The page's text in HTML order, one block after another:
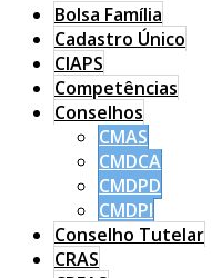
Bolsa Família
Cadastro Único
CIAPS
Competências
Conselhos
CMAS
CMDCA
CMDPD
CMDPI
Conselho Tutelar
CRAS